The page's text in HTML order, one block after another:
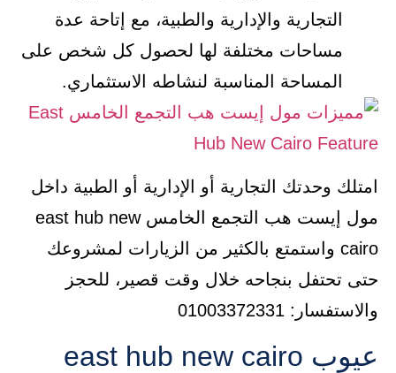
التجارية والإدارية والطبية، مع إتاحة عدة
مساحات مختلفة لها لحصول كل شخص على
المساحة المناسبة لنشاطه الاستثماري.
امتلك وحدتك التجارية أو الإدارية أو الطبية داخل
مول إيست هب التجمع الخامس east hub new
cairo واستمتع بالكثير من الزيارات لمشروعك
حتى تحتفل بنجاحه خلال وقت قصير، للحجز
والاستفسار: 01003372331
عيوب east hub new cairo